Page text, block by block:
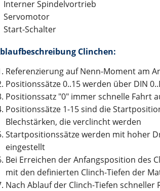
50, 65, 80, 110
level" der Serie LIGHT 30, 50, 80
ONE 50, 80, 110
der Serie SC 65 (100), 130, 160
155, 225, 325
der Serie VR 140
sowie für optische Fiberglaskabel
für 4 Leitungen
Servomotor)
Interner Spindelvortrieb
Servomotor
Start-Schalter
Clinchen:
Referenzierung auf Nenn-Moment am
Positionssätze 0..15 werden über DIN
Positionssatz "0" immer schnelle Fahrt
Positionssätze 1-15 sind die
Blechstärken, die verclincht werden
Startpositionssätze werden mit hoher
eingestellt
Bei Erreichen der Anfangsposition des
mit den definierten Clinch-Tiefen der
Nach Ablauf der Clinch-Tiefen schneller